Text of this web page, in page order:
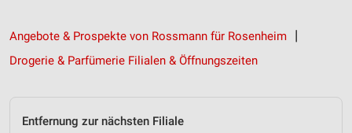
Angebote & Prospekte von Rossmann für Rosenheim
Drogerie & Parfümerie Filialen & Öffnungszeiten
Entfernung zur nächsten Filiale